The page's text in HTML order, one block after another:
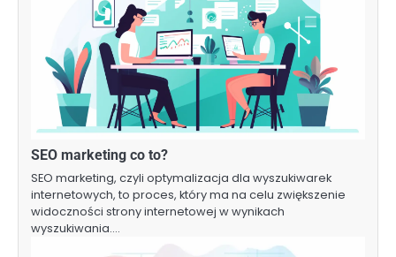
SEO marketing co to?
SEO marketing, czyli optymalizacja dla wyszukiwarek
internetowych, to proces, który ma na celu zwiększenie
widoczności strony internetowej w wynikach
wyszukiwania.…